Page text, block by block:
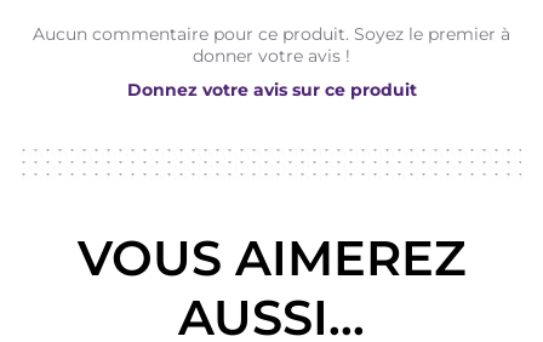
Aucun commentaire pour ce produit. Soyez le premier à
donner votre avis !
Donnez votre avis sur ce produit
VOUS AIMEREZ
AUSSI...